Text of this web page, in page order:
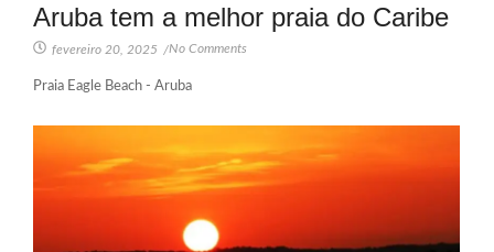
Aruba tem a melhor praia do Caribe
fevereiro 20, 2025 /No Comments
Praia Eagle Beach - Aruba